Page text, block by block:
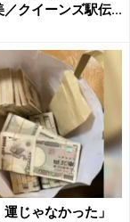
／クイーンズ駅伝...
運じゃなかった」